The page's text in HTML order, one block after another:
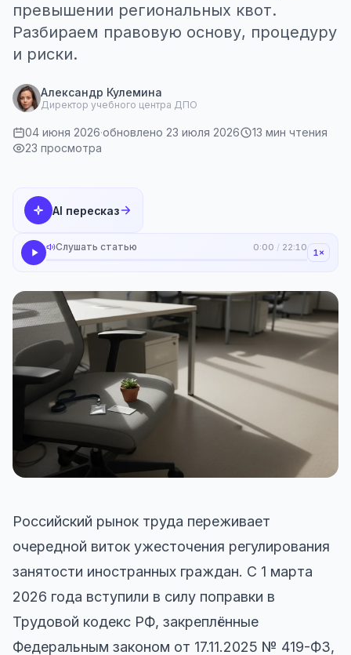
превышении региональных квот.
Разбираем правовую основу, процедуру
и риски.
Александр Кулемина
Директор учебного центра ДПО
04 июня 2026·обновлено 23 июля 2026
13 мин чтения
23 просмотра
AI пересказ
Слушать статью 0:00 / 22:10 1×
Российский рынок труда переживает
очередной виток ужесточения регулирования
занятости иностранных граждан. С 1 марта
2026 года вступили в силу поправки в
Трудовой кодекс РФ, закреплённые
Федеральным законом от 17.11.2025 № 419-ФЗ,